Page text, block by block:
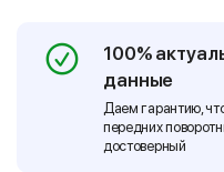
100%
данные
Даем гарантию,
передних
достоверный